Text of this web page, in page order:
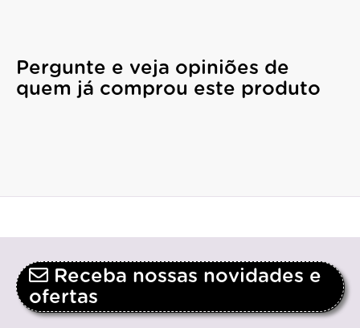
Pergunte e veja opiniões de
quem já comprou este produto
Receba nossas novidades e
ofertas